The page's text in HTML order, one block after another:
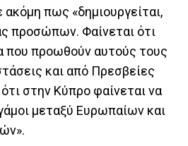
πως «δημιουργείται,
προσώπων. Φαίνεται ότι
που προωθούν αυτούς τους
και από Πρεσβείες
στην Κύπρο φαίνεται να
μεταξύ Ευρωπαίων και